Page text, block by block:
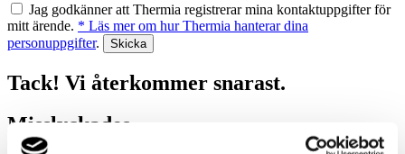
Jag godkänner att Thermia registrerar mina kontaktuppgifter för
mitt ärende. * Läs mer om hur Thermia hanterar dina
personuppgifter.
Tack! Vi återkommer snarast.
Misslyckades